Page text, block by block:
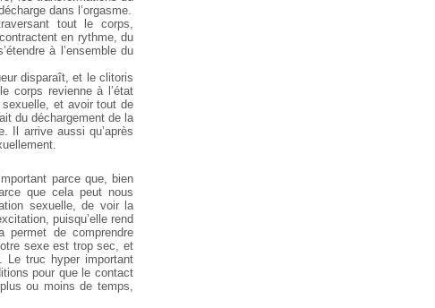
dans l’orgasme.
tout le corps,
en rythme, du
à l’ensemble du
disparaît, et le clitoris
corps revienne à l’état
sexuelle, et avoir tout de
du déchargement de la
Il arrive aussi qu’après
parce que, bien
que cela peut nous
sexuelle, de voir la
puisqu’elle rend
permet de comprendre
sexe est trop sec, et
Le truc hyper important
pour que le contact
ou moins de temps,